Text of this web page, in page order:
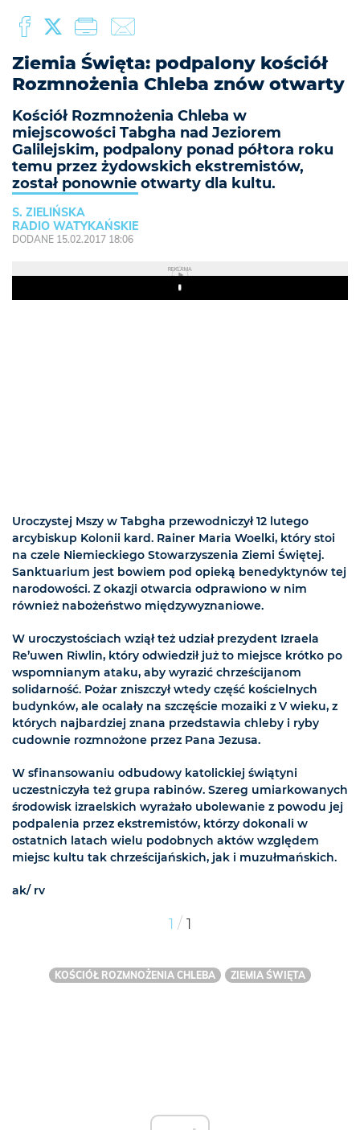
Ziemia Święta: podpalony kościół
Rozmnożenia Chleba znów otwarty
Kościół Rozmnożenia Chleba w
miejscowości Tabgha nad Jeziorem
Galilejskim, podpalony ponad półtora roku
temu przez żydowskich ekstremistów,
został ponownie otwarty dla kultu.
S. ZIELIŃSKA
RADIO WATYKAŃSKIE
DODANE 15.02.2017 18:06
REKLAMA
Play
Uroczystej Mszy w Tabgha przewodniczył 12 lutego
arcybiskup Kolonii kard. Rainer Maria Woelki, który stoi
na czele Niemieckiego Stowarzyszenia Ziemi Świętej.
Sanktuarium jest bowiem pod opieką benedyktynów tej
narodowości. Z okazji otwarcia odprawiono w nim
również nabożeństwo międzywyznaniowe.
W uroczystościach wziął też udział prezydent Izraela
Re’uwen Riwlin, który odwiedził już to miejsce krótko po
wspomnianym ataku, aby wyrazić chrześcijanom
solidarność. Pożar zniszczył wtedy część kościelnych
budynków, ale ocalały na szczęście mozaiki z V wieku, z
których najbardziej znana przedstawia chleby i ryby
cudownie rozmnożone przez Pana Jezusa.
W sfinansowaniu odbudowy katolickiej świątyni
uczestniczyła też grupa rabinów. Szereg umiarkowanych
środowisk izraelskich wyrażało ubolewanie z powodu jej
podpalenia przez ekstremistów, którzy dokonali w
ostatnich latach wielu podobnych aktów względem
miejsc kultu tak chrześcijańskich, jak i muzułmańskich.
ak/ rv
1 / 1
KOŚCIÓŁ ROZMNOŻENIA CHLEBA ZIEMIA ŚWIĘTA